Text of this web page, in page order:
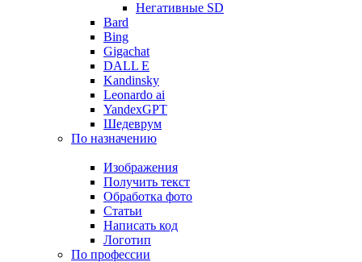
Негативные SD
Bard
Bing
Gigachat
DALL E
Kandinsky
Leonardo ai
YandexGPT
Шедеврум
По назначению
Изображения
Получить текст
Обработка фото
Статьи
Написать код
Логотип
По профессии